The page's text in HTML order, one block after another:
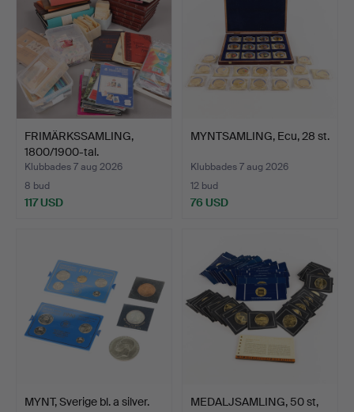
FRIMÄRKSSAMLING,
1800/1900-tal.
Klubbades 7 aug 2026
8 bud
117 USD
MYNTSAMLING, Ecu, 28 st.
Klubbades 7 aug 2026
12 bud
76 USD
MYNT, Sverige bl. a silver.
MEDALJSAMLING, 50 st,